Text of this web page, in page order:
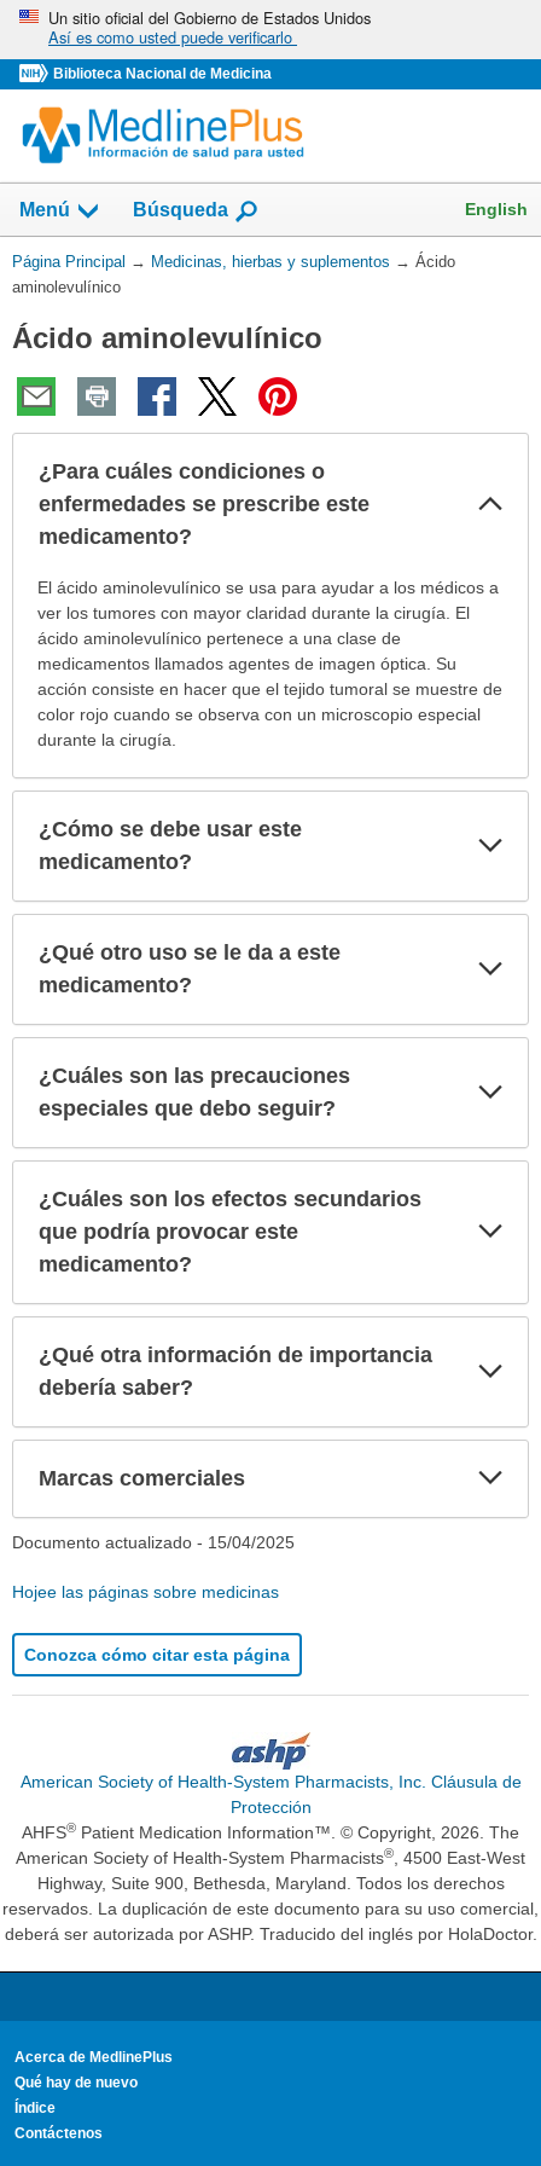
Omita
vaya
al
Contenido
Un sitio oficial del Gobierno de Estados Unidos
Así es como usted puede verificarlo
Biblioteca Nacional de Medicina
Menú
Mostrar
campo
de
Búsqueda English
Usted
está
Página Principal → Medicinas, hierbas y suplementos → Ácido
aminolevulínico
Ácido aminolevulínico
¿Para cuáles condiciones o
enfermedades se prescribe este
medicamento?
¿Para
cuáles
condiciones
enfermedades
prescribe
medicamento?
sido
extendido.
El ácido aminolevulínico se usa para ayudar a los médicos a
ver los tumores con mayor claridad durante la cirugía. El
ácido aminolevulínico pertenece a una clase de
medicamentos llamados agentes de imagen óptica. Su
acción consiste en hacer que el tejido tumoral se muestre de
color rojo cuando se observa con un microscopio especial
durante la cirugía.
¿Cómo se debe usar este
medicamento?
¿Qué otro uso se le da a este
medicamento?
¿Cuáles son las precauciones
especiales que debo seguir?
¿Cuáles son los efectos secundarios
que podría provocar este
medicamento?
¿Qué otra información de importancia
debería saber?
Marcas comerciales
Documento actualizado - 15/04/2025
Hojee las páginas sobre medicinas
Conozca cómo citar esta página
American Society of Health-System Pharmacists, Inc. Cláusula de
Protección
AHFS® Patient Medication Information™. © Copyright, 2026. The
American Society of Health-System Pharmacists®, 4500 East-West
Highway, Suite 900, Bethesda, Maryland. Todos los derechos
reservados. La duplicación de este documento para su uso comercial,
deberá ser autorizada por ASHP. Traducido del inglés por HolaDoctor.
Acerca de MedlinePlus
Qué hay de nuevo
Índice
Contáctenos